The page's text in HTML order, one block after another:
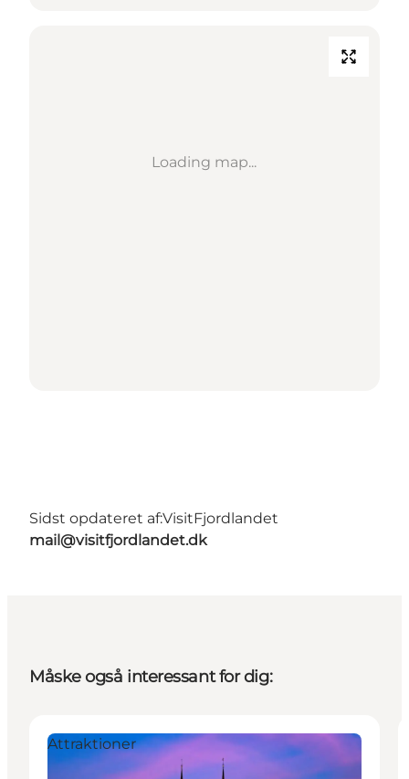
Loading map...
Sidst opdateret af:VisitFjordlandet
mail@visitfjordlandet.dk
Måske også interessant for dig:
Attraktioner